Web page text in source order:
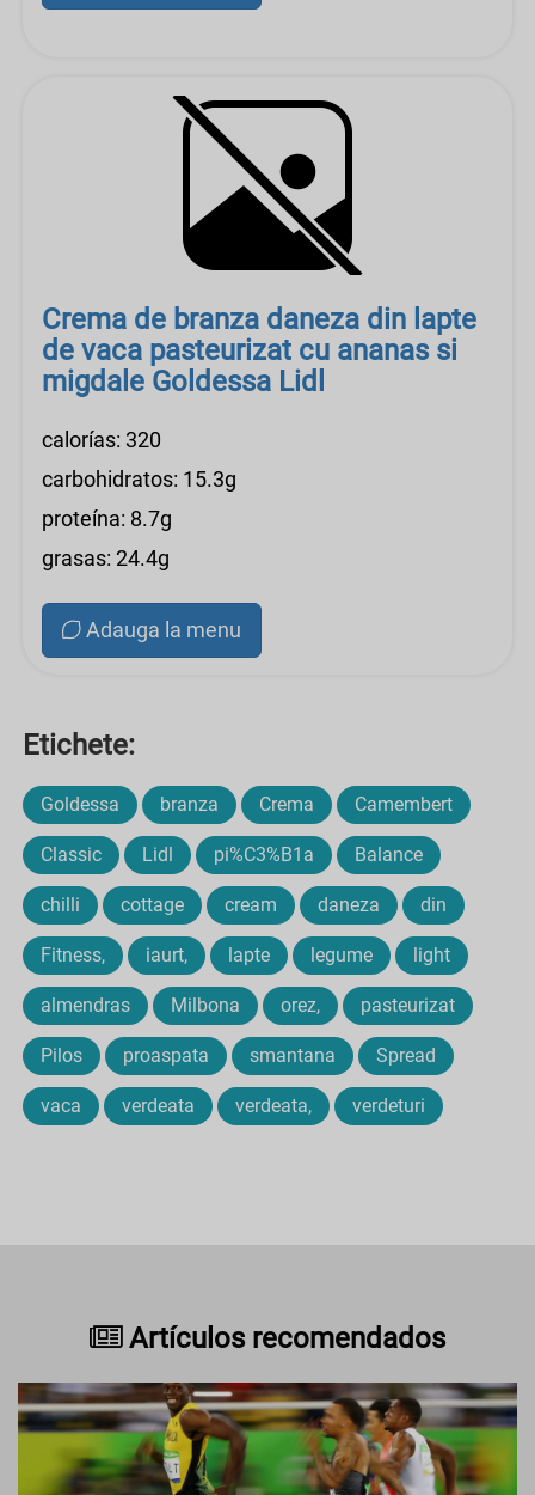
Crema de branza daneza din lapte
de vaca pasteurizat cu ananas si
migdale Goldessa Lidl
calorías: 320
carbohidratos: 15.3g
proteína: 8.7g
grasas: 24.4g
Adauga la menu
Etichete:
Goldessa branza Crema Camembert
Classic Lidl pi%C3%B1a Balance
chilli cottage cream daneza din
Fitness, iaurt, lapte legume light
almendras Milbona orez, pasteurizat
Pilos proaspata smantana Spread
vaca verdeata verdeata, verdeturi
Artículos recomendados